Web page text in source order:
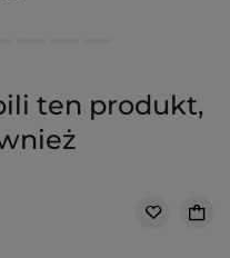
ten produkt,